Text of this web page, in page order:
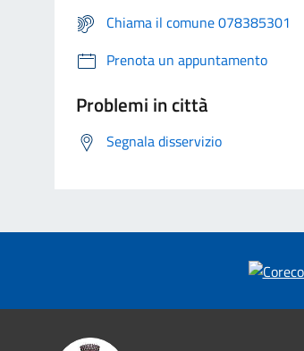
Chiama il comune 078385301
Prenota un appuntamento
Problemi in città
Segnala disservizio